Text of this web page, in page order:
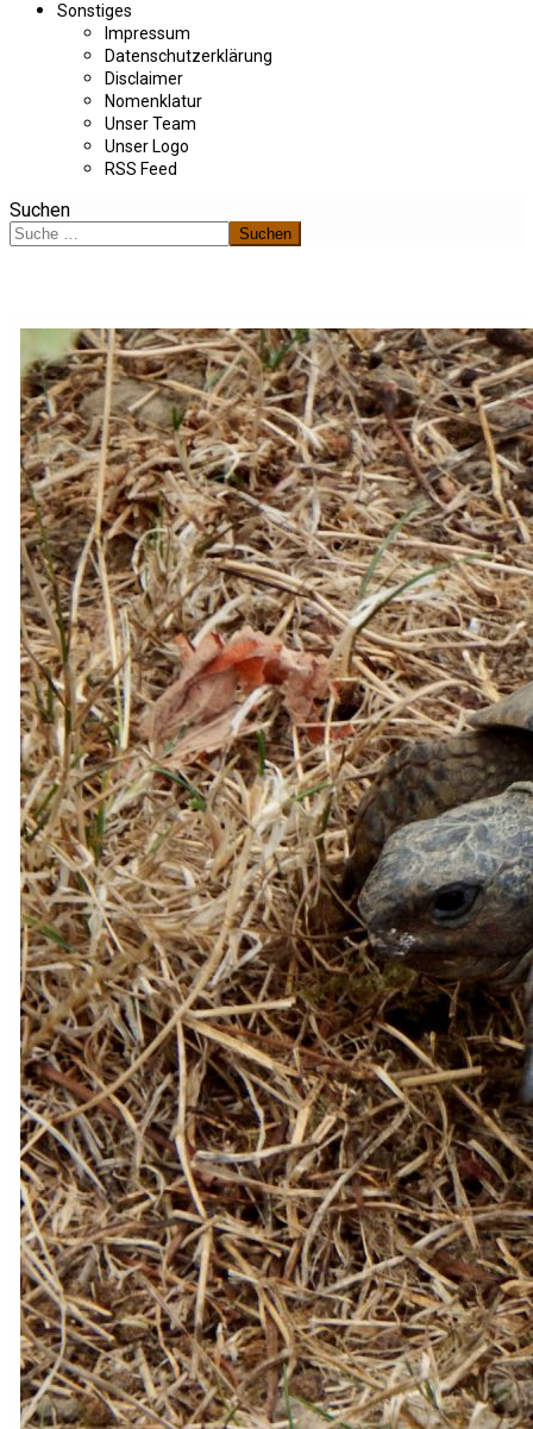
Sonstiges
Impressum
Datenschutzerklärung
Disclaimer
Nomenklatur
Unser Team
Unser Logo
RSS Feed
Suchen
Suchen